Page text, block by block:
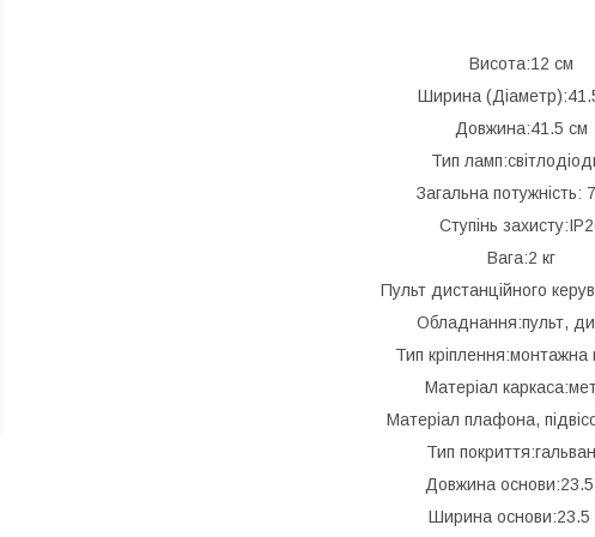
Висота:12 см
Ширина
Довжина:41.5 см
Тип
Загальна потужність:
Ступінь
Вага:2 кг
Пульт дистанційного
Обладнання:пульт,
Тип кріплення:монтажна
Матеріал
Матеріал плафона,
Тип
Довжина
Ширина основи:23.5